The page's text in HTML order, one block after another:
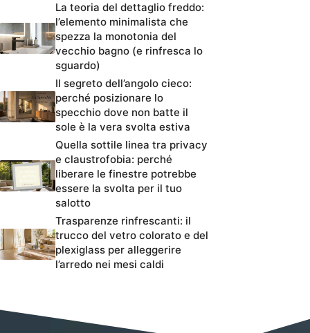
La teoria del dettaglio freddo:
l’elemento minimalista che
spezza la monotonia del
vecchio bagno (e rinfresca lo
sguardo)
Il segreto dell’angolo cieco:
perché posizionare lo
specchio dove non batte il
sole è la vera svolta estiva
Quella sottile linea tra privacy
e claustrofobia: perché
liberare le finestre potrebbe
essere la svolta per il tuo
salotto
Trasparenze rinfrescanti: il
trucco del vetro colorato e del
plexiglass per alleggerire
l’arredo nei mesi caldi